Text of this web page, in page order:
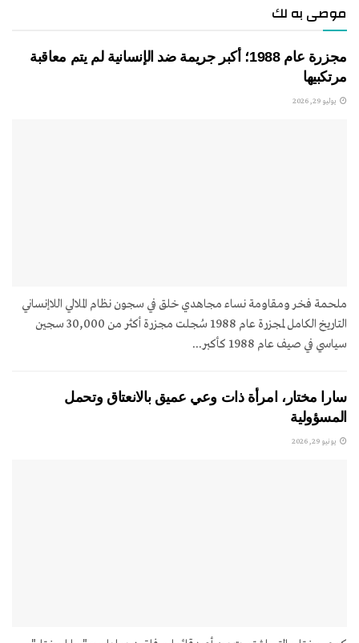
موصى به لك
مجزرة عام 1988؛ أكبر جريمة ضد الإنسانية لم يتم معاقبة
مرتكبيها
يوليو 29, 2026
ملحمة فخر ومقاومة نساء مجاهدي خلق في سجون نظام الملالي اللاإنساني
التاريخ الكامل لمجزرة عام 1988 سُجلت مجزرة أكثر من 30,000 سجين
سياسي في صيف عام 1988 كأكبر...
سارا مختار، امرأة ذات وعي عميق بالانعتاق وتحمل
المسؤولية
يونيو 29, 2026